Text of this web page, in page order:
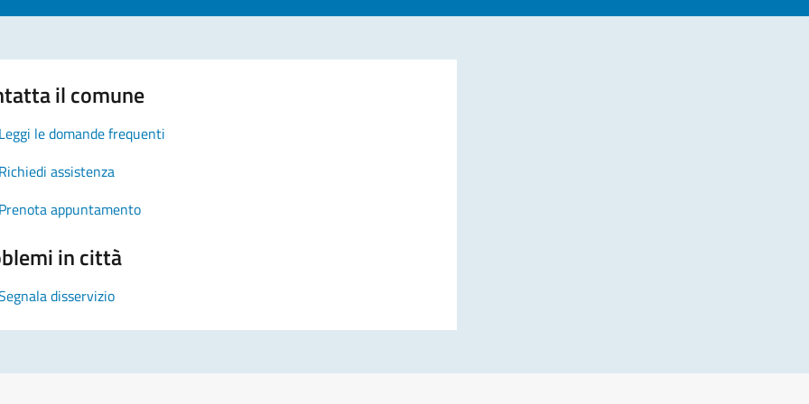
il comune
Leggi le domande frequenti
Richiedi assistenza
Prenota appuntamento
in città
disservizio